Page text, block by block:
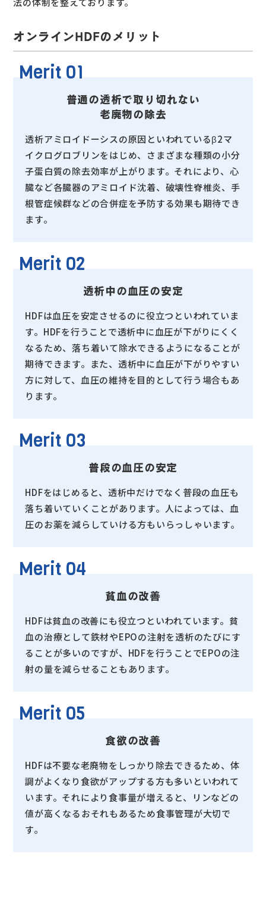
オンラインHDFのメリット
Merit 01
普通の透析で取り切れない
老廃物の除去
透析アミロイドーシスの原因といわれているβ2マ
イクログロブリンをはじめ、さまざまな種類の小分
子蛋白質の除去効率が上がります。それにより、心
臓など各臓器のアミロイド沈着、破壊性脊椎炎、手
根管症候群などの合併症を予防する効果も期待でき
ます。
Merit 02
透析中の血圧の安定
HDFは血圧を安定させるのに役立つといわれていま
す。HDFを行うことで透析中に血圧が下がりにくく
なるため、落ち着いて除水できるようになることが
期待できます。また、透析中に血圧が下がりやすい
方に対して、血圧の維持を目的として行う場合もあ
ります。
Merit 03
普段の血圧の安定
HDFをはじめると、透析中だけでなく普段の血圧も
落ち着いていくことがあります。人によっては、血
圧のお薬を減らしていける方もいらっしゃいます。
Merit 04
貧血の改善
HDFは貧血の改善にも役立つといわれています。貧
血の治療として鉄材やEPOの注射を透析のたびにす
ることが多いのですが、HDFを行うことでEPOの注
射の量を減らせることもあります。
Merit 05
食欲の改善
HDFは不要な老廃物をしっかり除去できるため、体
調がよくなり食欲がアップする方も多いといわれて
います。それにより食事量が増えると、リンなどの
値が高くなるおそれもあるため食事管理が大切で
す。